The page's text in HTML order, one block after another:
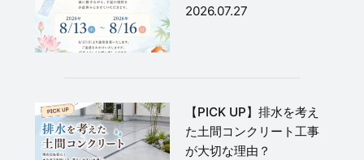
2026.07.27
【PICK UP】排水を考え
た土間コンクリート工事
が大切な理由？